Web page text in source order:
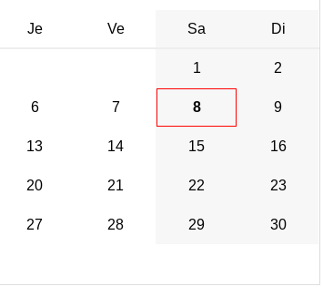
Je Ve Sa Di
1 2
6 7 8 9
13 14 15 16
20 21 22 23
27 28 29 30